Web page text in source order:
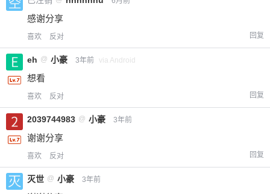
感谢分享
喜欢 反对 回复
eh @ 小豪 3年前 via Android
想看
喜欢 反对 回复
2039744983 @ 小豪 3年前
谢谢分享
喜欢 反对 回复
灭世 @ 小豪 3年前